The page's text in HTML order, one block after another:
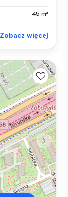
45 m²
Zobacz więcej